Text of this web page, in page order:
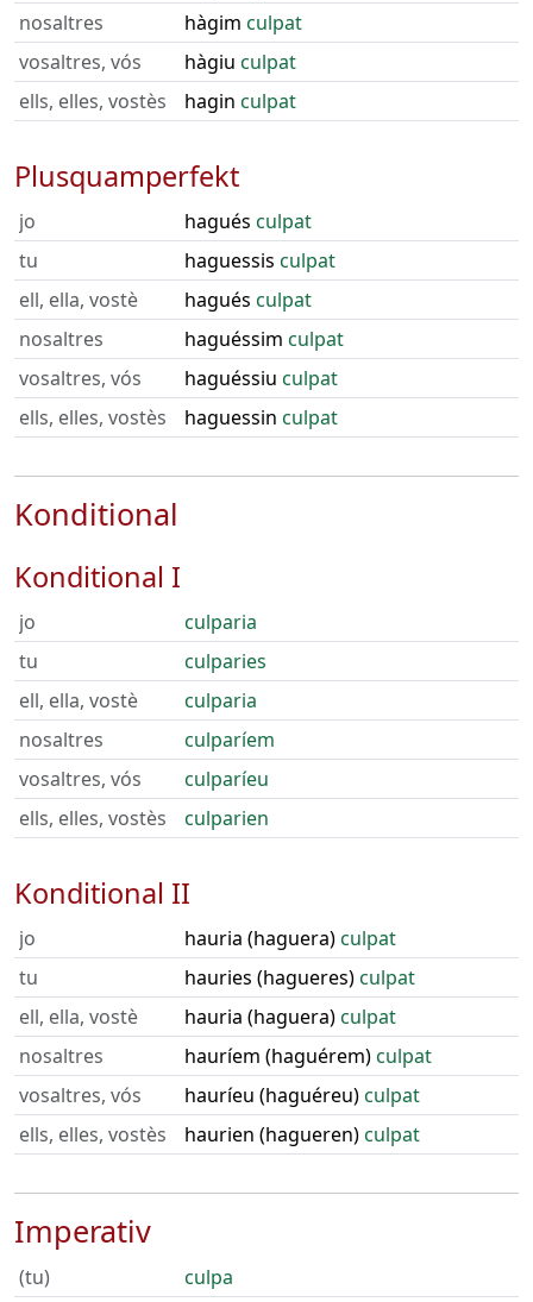
nosaltres
hàgim culpat
vosaltres, vós
hàgiu culpat
ells, elles, vostès
hagin culpat
Plusquamperfekt
jo hagués culpat
tu
haguessis culpat
ell, ella, vostè
hagués culpat
nosaltres
haguéssim culpat
vosaltres, vós
haguéssiu culpat
ells, elles, vostès
haguessin culpat
Konditional
Konditional I
jo
culparia
tu
culparies
ell, ella, vostè
culparia
nosaltres
culparíem
vosaltres, vós
culparíeu
ells, elles, vostès
culparien
Konditional II
jo hauria (haguera)culpat
tu
hauries (hagueres)culpat
ell, ella, vostè
hauria (haguera)culpat
nosaltres
hauríem (haguérem)culpat
vosaltres, vós
hauríeu (haguéreu)culpat
ells, elles, vostès
haurien (hagueren)culpat
Imperativ
(tu)
culpa